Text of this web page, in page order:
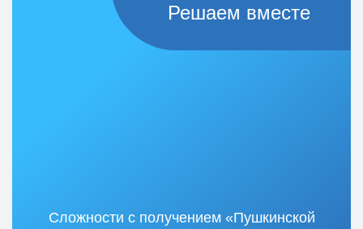
Решаем вместе
Сложности с получением «Пушкинской